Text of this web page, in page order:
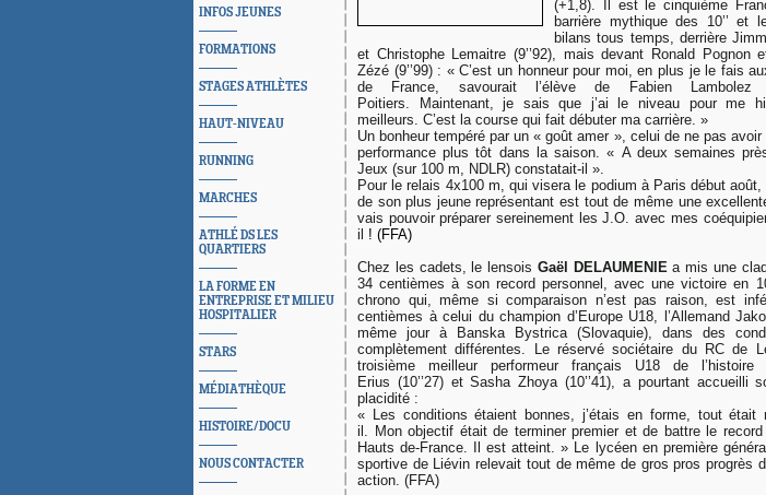
INFOS JEUNES
FORMATIONS
STAGES ATHLÈTES
HAUT-NIVEAU
RUNNING
MARCHES
ATHLÉ DS LES
QUARTIERS
LA FORME EN
ENTREPRISE ET MILIEU
HOSPITALIER
STARS
MÉDIATHÈQUE
HISTOIRE/DOCU
NOUS CONTACTER
(+1,8). Il est le cinquième
barrière mythique des 10’’ et
bilans tous temps, derrière
et Christophe Lemaitre (9’’92), mais devant Ronald Pognon
Zézé (9’’99) : « C’est un honneur pour moi, en plus je le fais
de France, savourait l’élève de Fabien
Poitiers. Maintenant, je sais que j’ai le niveau pour me
meilleurs. C’est la course qui fait débuter ma carrière. »
Un bonheur tempéré par un « goût amer », celui de ne pas
performance plus tôt dans la saison. « A deux semaines
Jeux (sur 100 m, NDLR) constatait-il ».
Pour le relais 4x100 m, qui visera le podium à Paris début
de son plus jeune représentant est tout de même une
vais pouvoir préparer sereinement les J.O. avec mes
il ! (FFA)
Chez les cadets, le lensois Gaël DELAUMENIE a mis une
34 centièmes à son record personnel, avec une victoire en
chrono qui, même si comparaison n’est pas raison, est
centièmes à celui du champion d’Europe U18, l’Allemand
même jour à Banska Bystrica (Slovaquie), dans des
complètement différentes. Le réservé sociétaire du RC de
troisième meilleur performeur français U18 de l’histoire
Erius (10’’27) et Sasha Zhoya (10’’41), a pourtant accueilli
placidité :
« Les conditions étaient bonnes, j’étais en forme, tout était
il. Mon objectif était de terminer premier et de battre le
Hauts de-France. Il est atteint. » Le lycéen en première
sportive de Liévin relevait tout de même de gros pros progrès
action. (FFA)